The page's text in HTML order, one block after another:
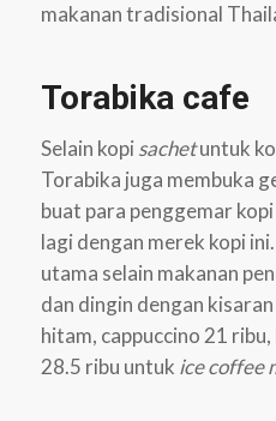
makanan tradisional
Torabika cafe
Selain kopi sachetuntuk
Torabika juga membuka
buat para penggemar
lagi dengan merek kopi
utama selain makanan
dan dingin dengan
hitam, cappuccino 21
28.5 ribu untuk ice coffee